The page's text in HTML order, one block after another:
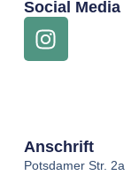
Social Media
Anschrift
Potsdamer Str. 2a